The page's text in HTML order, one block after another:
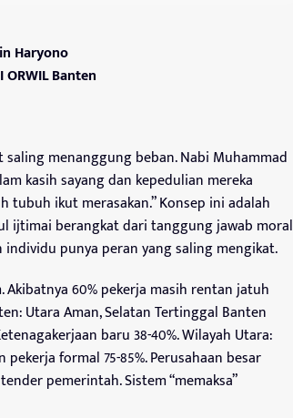
Haryono
Banten
menanggung beban. Nabi Muhammad
kasih sayang dan kepedulian mereka
ikut merasakan.” Konsep ini adalah
ijtimai berangkat dari tanggung jawab moral
individu punya peran yang saling mengikat.
60% pekerja masih rentan jatuh
Utara Aman, Selatan Tertinggal Banten
baru 38-40%. Wilayah Utara:
pekerja formal 75-85%. Perusahaan besar
pemerintah. Sistem “memaksa”